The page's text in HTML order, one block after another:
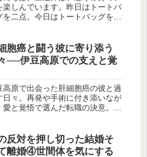
楽しんでいます。昨日はトートバ
を二点。今日はトートバッグを二
な形に仕上げたバッグたちです。
した作品を並べて眺めている時間
胞癌と闘う彼に寄り添う
──伊豆高原での支えと覚
高原で出会った肝細胞癌の彼と過
日々。再発や手術に付き添いなが
愛と覚悟で選んだ転職の決意。笑
反対を押し切った結婚そ
離婚④世間体を気にする